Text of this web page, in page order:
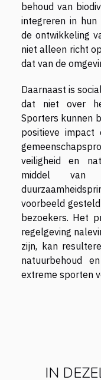
behoud van
integreren in
de ontwikkeling
niet alleen richt
dat van de
Daarnaast is
dat niet over
Sporters kunnen
positieve
veiligheid en
middel van
voorbeeld
bezoekers. Het
regelgeving
zijn, kan
natuurbehoud
extreme sporten
IN